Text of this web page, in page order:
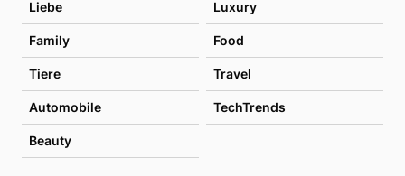
Liebe Luxury
Family Food
Tiere Travel
Automobile TechTrends
Beauty